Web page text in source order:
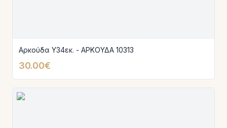
Αρκούδα Υ34εκ. - ΑΡΚΟΥΔΑ 10313
30.00€